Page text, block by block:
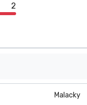
2
Malacky